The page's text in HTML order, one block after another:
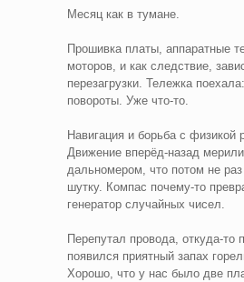
Месяц как в тумане.
Прошивка платы, аппаратные
моторов, и как следствие,
перезагрузки. Тележка
повороты. Уже что-то.
Навигация и борьба с физикой
Движение вперёд-назад
дальномером, что потом не
шутку. Компас почему-то
генератор случайных чисел.
Перепутал провода, откуда-то
появился приятный запах
Хорошо, что у нас было две